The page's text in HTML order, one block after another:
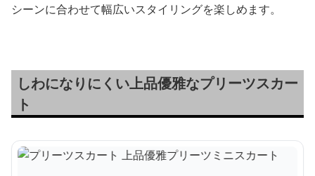
シーンに合わせて幅広いスタイリングを楽しめます。
しわになりにくい上品優雅なプリーツスカー
ト